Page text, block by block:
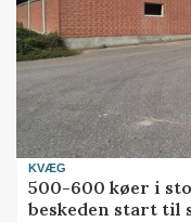
KVÆG
500-600 køer i
beskeden start til